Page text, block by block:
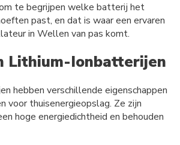
te begrijpen welke batterij het
past, en dat is waar een ervaren
in Wellen van pas komt.
Lithium-Ionbatterijen
hebben verschillende eigenschappen
voor thuisenergieopslag. Ze zijn
hoge energiedichtheid en behouden